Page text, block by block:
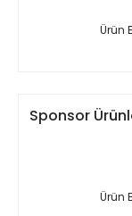
Ürün
Sponsor
Ürün